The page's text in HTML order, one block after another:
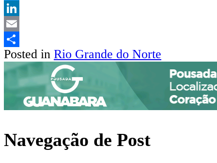
Twitter
LinkedIn
Email
Share
Posted in Rio Grande do Norte
Navegação de Post